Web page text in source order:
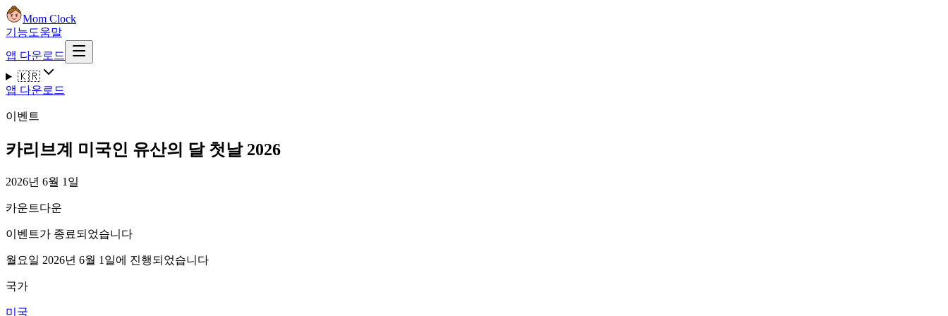
Mom Clock
기능도움말
앱 다운로드
🇰🇷
앱 다운로드
이벤트
카리브계 미국인 유산의 달 첫날 2026
2026년 6월 1일
카운트다운
이벤트가 종료되었습니다
월요일 2026년 6월 1일에 진행되었습니다
국가
미국